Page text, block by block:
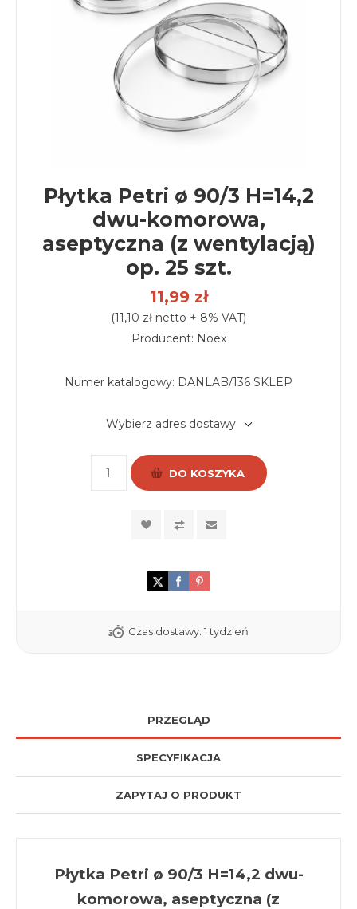
Płytka Petri ø 90/3 H=14,2
dwu-komorowa,
aseptyczna (z wentylacją)
op. 25 szt.
11,99 zł
(11,10 zł netto + 8% VAT)
Producent: Noex
Numer katalogowy: DANLAB/136 SKLEP
Wybierz adres dostawy
DO KOSZYKA
Czas dostawy: 1 tydzień
PRZEGLĄD
SPECYFIKACJA
ZAPYTAJ O PRODUKT
Płytka Petri ø 90/3 H=14,2 dwu-
komorowa, aseptyczna (z